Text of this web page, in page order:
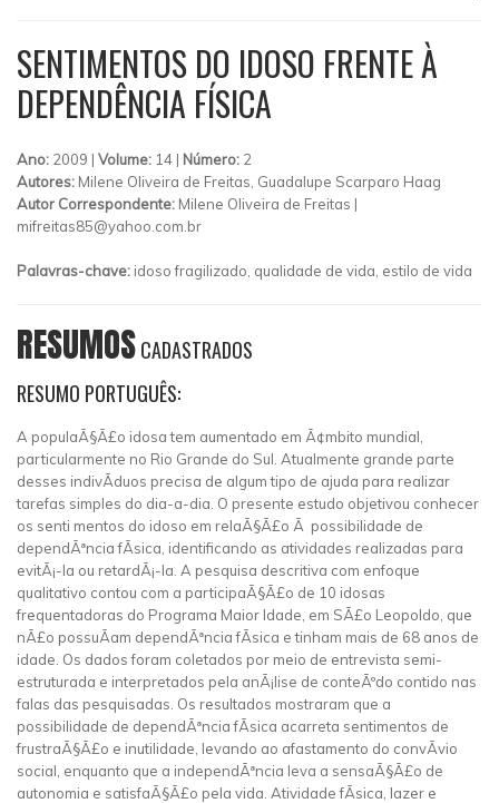
SENTIMENTOS DO IDOSO FRENTE À
DEPENDÊNCIA FÍSICA
Ano: 2009 | Volume: 14 | Número: 2
Autores: Milene Oliveira de Freitas, Guadalupe Scarparo Haag
Autor Correspondente: Milene Oliveira de Freitas |
mifreitas85@yahoo.com.br
Palavras-chave: idoso fragilizado, qualidade de vida, estilo de vida
RESUMOSCADASTRADOS
RESUMO PORTUGUÊS:
A populaÃ§Ã£o idosa tem aumentado em Ã¢mbito mundial,
particularmente no Rio Grande do Sul. Atualmente grande parte
desses indivÃ­duos precisa de algum tipo de ajuda para realizar
tarefas simples do dia-a-dia. O presente estudo objetivou conhecer
os senti mentos do idoso em relaÃ§Ã£o Ã possibilidade de
dependÃªncia fÃ­sica, identificando as atividades realizadas para
evitÃ¡-la ou retardÃ¡-la. A pesquisa descritiva com enfoque
qualitativo contou com a participaÃ§Ã£o de 10 idosas
frequentadoras do Programa Maior Idade, em SÃ£o Leopoldo, que
nÃ£o possuÃ­am dependÃªncia fÃ­sica e tinham mais de 68 anos de
idade. Os dados foram coletados por meio de entrevista semi-
estruturada e interpretados pela anÃ¡lise de conteÃºdo contido nas
falas das pesquisadas. Os resultados mostraram que a
possibilidade de dependÃªncia fÃ­sica acarreta sentimentos de
frustraÃ§Ã£o e inutilidade, levando ao afastamento do convÃ­vio
social, enquanto que a independÃªncia leva a sensaÃ§Ã£o de
autonomia e satisfaÃ§Ã£o pela vida. Atividade fÃ­sica, lazer e